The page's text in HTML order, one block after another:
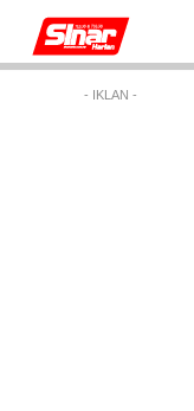
- IKLAN -